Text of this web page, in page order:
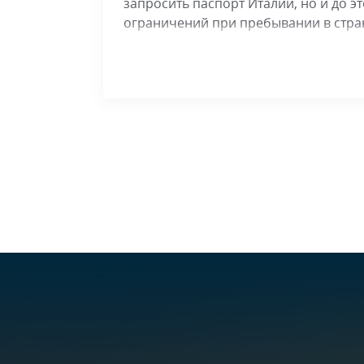
ограничений при пребывании в
Данный вариант оптимален в связи
подготовить документы, подать их